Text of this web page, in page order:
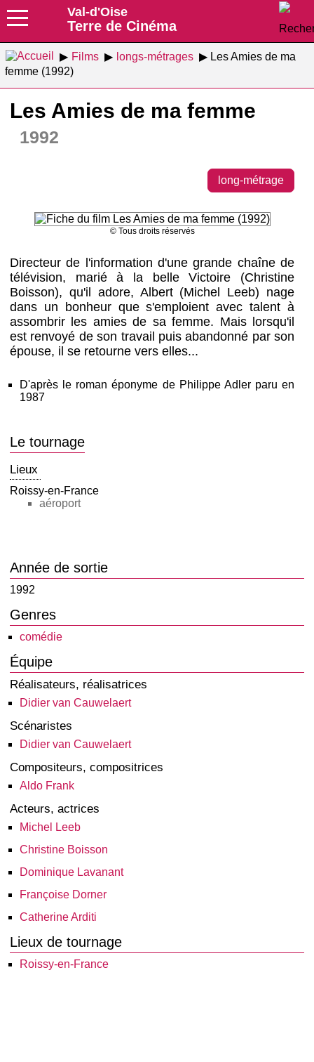
Val-d'Oise
Terre de Cinéma
Films longs-métrages
Les Amies de ma
femme (1992)
Les Amies de ma femme
1992
long-métrage
© Tous droits réservés
Directeur de l'information d'une grande chaîne de
télévision, marié à la belle Victoire (Christine
Boisson), qu'il adore, Albert (Michel Leeb) nage
dans un bonheur que s'emploient avec talent à
assombrir les amies de sa femme. Mais lorsqu'il
est renvoyé de son travail puis abandonné par son
épouse, il se retourne vers elles...
D'après le roman éponyme de Philippe Adler paru en
1987
Le tournage
Lieux
Roissy-en-France
aéroport
Année de sortie
1992
Genres
comédie
Équipe
Réalisateurs, réalisatrices
Didier van Cauwelaert
Scénaristes
Didier van Cauwelaert
Compositeurs, compositrices
Aldo Frank
Acteurs, actrices
Michel Leeb
Christine Boisson
Dominique Lavanant
Françoise Dorner
Catherine Arditi
Lieux de tournage
Roissy-en-France